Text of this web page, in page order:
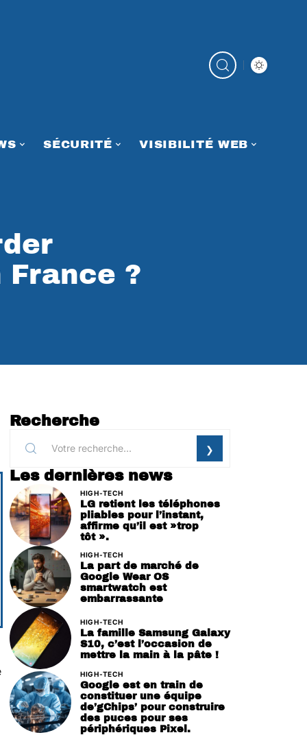
SÉCURITÉ VISIBILITÉ WEB
France ?
Recherche
Les dernières news
HIGH-TECH
LG retient les téléphones
pliables pour l’instant,
affirme qu’il est »trop
tôt ».
HIGH-TECH
La part de marché de
Google Wear OS
smartwatch est
embarrassante
HIGH-TECH
La famille Samsung Galaxy
S10, c’est l’occasion de
mettre la main à la pâte !
HIGH-TECH
Google est en train de
constituer une équipe
de’gChips’ pour construire
des puces pour ses
périphériques Pixel.